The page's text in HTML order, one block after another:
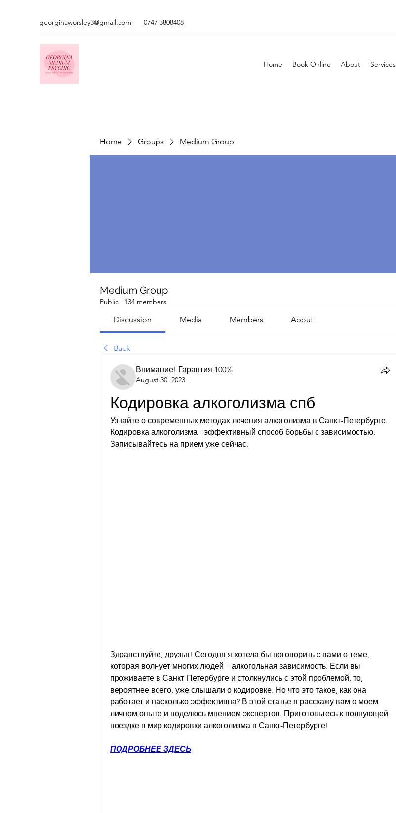
georginaworsley3@gmail.com 0747 3808408
Home Book Online About Services
Home Groups Medium Group
Medium Group
Public · 134 members
Discussion Media Members About
Back
Внимание! Гарантия 100%
August 30, 2023
Кодировка алкоголизма спб
Узнайте о современных методах лечения алкоголизма в Санкт-Петербурге.
Кодировка алкоголизма - эффективный способ борьбы с зависимостью.
Записывайтесь на прием уже сейчас.
Здравствуйте, друзья! Сегодня я хотела бы поговорить с вами о теме,
которая волнует многих людей – алкогольная зависимость. Если вы
проживаете в Санкт-Петербурге и столкнулись с этой проблемой, то,
вероятнее всего, уже слышали о кодировке. Но что это такое, как она
работает и насколько эффективна? В этой статье я расскажу вам о моем
личном опыте и поделюсь мнением экспертов. Приготовьтесь к волнующей
поездке в мир кодировки алкоголизма в Санкт-Петербурге!
ПОДРОБНЕЕ ЗДЕСЬ